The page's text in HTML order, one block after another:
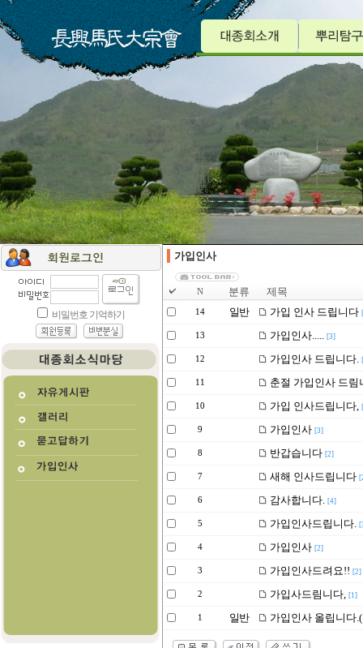
가입인사
N 분류 제목
14 일반 가입 인사 드립니다
13 가입인사..... [3]
12 가입인사 드립니다.
11 춘절 가입인사 드림
10 가입 인사드립니다,
9 가입인사 [3]
8 반갑습니다 [2]
7 새해 인사드립니다
6 감사합니다. [4]
5 가입인사드립니다.
4 가입인사 [2]
3 가입인사드려요!! [2]
2 가입사드림니다, [1]
1 일반 가입인사 올립니다